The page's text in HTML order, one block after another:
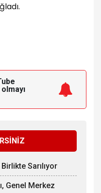
Sarılıyor
Genel Merkez